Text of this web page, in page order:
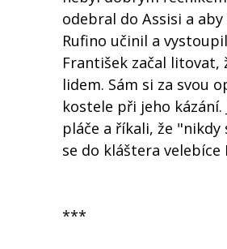
odebral do Assisi a
Rufino učinil a
František začal litovat,
lidem. Sám si za svou
kostele při jeho
pláče a říkali, že
se do kláštera
***